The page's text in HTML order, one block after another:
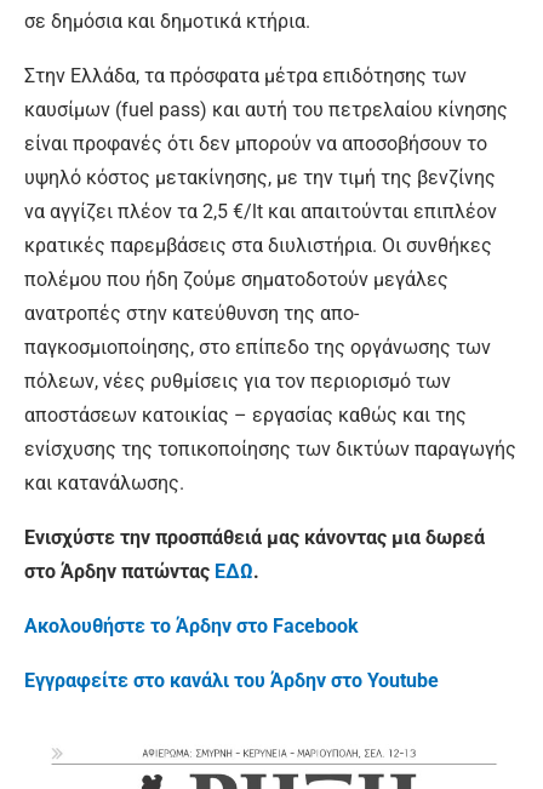
σε δημόσια και δημοτικά κτήρια.
Στην Ελλάδα, τα πρόσφατα μέτρα επιδότησης των
καυσίμων (fuel pass) και αυτή του πετρελαίου κίνησης
είναι προφανές ότι δεν μπορούν να αποσοβήσουν το
υψηλό κόστος μετακίνησης, με την τιμή της βενζίνης
να αγγίζει πλέον τα 2,5 €/lt και απαιτούνται επιπλέον
κρατικές παρεμβάσεις στα διυλιστήρια. Οι συνθήκες
πολέμου που ήδη ζούμε σηματοδοτούν μεγάλες
ανατροπές στην κατεύθυνση της απο-
παγκοσμιοποίησης, στο επίπεδο της οργάνωσης των
πόλεων, νέες ρυθμίσεις για τον περιορισμό των
αποστάσεων κατοικίας – εργασίας καθώς και της
ενίσχυσης της τοπικοποίησης των δικτύων παραγωγής
και κατανάλωσης.
Ενισχύστε την προσπάθειά μας κάνοντας μια δωρεά
στο Άρδην πατώντας ΕΔΩ.
Ακολουθήστε το Άρδην στο Facebook
Εγγραφείτε στο κανάλι του Άρδην στο Youtube